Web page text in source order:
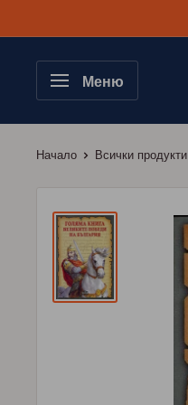
съдържанието
Меню
Начало Всички продукти